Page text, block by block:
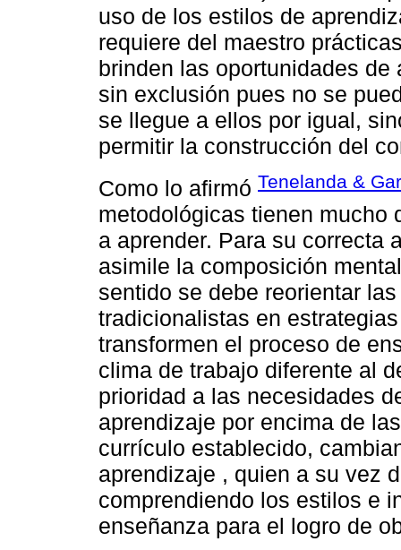
uso de los estilos de
requiere del maestro
brinden las oportunidades
sin exclusión pues no se
se llegue a ellos por igual,
permitir la construcción del
Como lo afirmó Tenelanda &
metodológicas tienen mucho
a aprender. Para su correcta
asimile la composición
sentido se debe reorientar
tradicionalistas en
transformen el proceso de
clima de trabajo diferente al
prioridad a las necesidades
aprendizaje por encima de
currículo establecido,
aprendizaje , quien a su vez
comprendiendo los estilos e
enseñanza para el logro de